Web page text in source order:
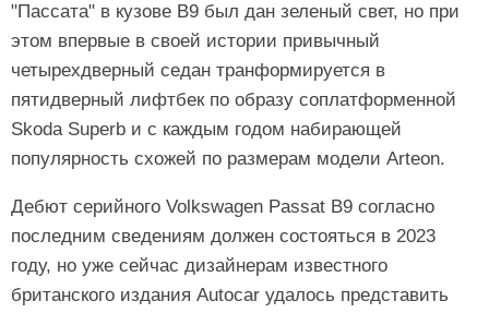
"Пассата" в кузове B9 был дан зеленый свет, но при
этом впервые в своей истории привычный
четырехдверный седан транформируется в
пятидверный лифтбек по образу соплатформенной
Skoda Superb и с каждым годом набирающей
популярность схожей по размерам модели Arteon.
Дебют серийного Volkswagen Passat B9 согласно
последним сведениям должен состояться в 2023
году, но уже сейчас дизайнерам известного
британского издания Autocar удалось представить